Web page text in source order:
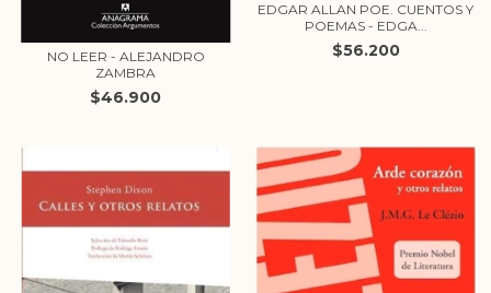
NO LEER - ALEJANDRO
ZAMBRA
$46.900
EDGAR ALLAN POE. CUENTOS Y
POEMAS - EDGA...
$56.200